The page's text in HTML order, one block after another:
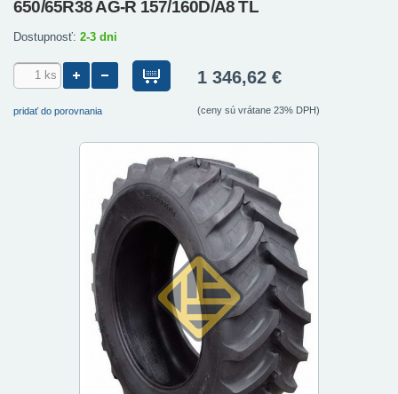
650/65R38 AG-R 157/160D/A8 TL
Dostupnosť: 2-3 dni
pridať do porovnania
1 346,62 €
(ceny sú vrátane 23% DPH)